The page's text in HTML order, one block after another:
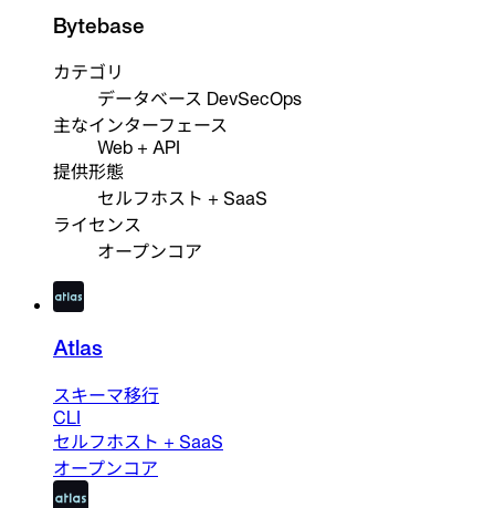
Bytebase
カテゴリ
データベース DevSecOps
主なインターフェース
Web + API
提供形態
セルフホスト + SaaS
ライセンス
オープンコア
Atlas
スキーマ移行
CLI
セルフホスト + SaaS
オープンコア